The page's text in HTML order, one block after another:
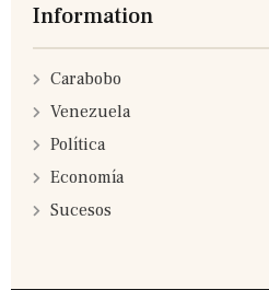
Information
Carabobo
Venezuela
Política
Economía
Sucesos